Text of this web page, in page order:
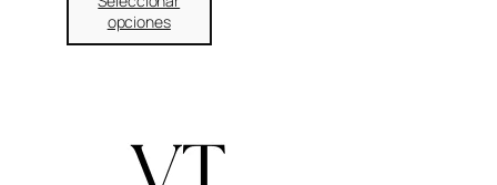
opciones